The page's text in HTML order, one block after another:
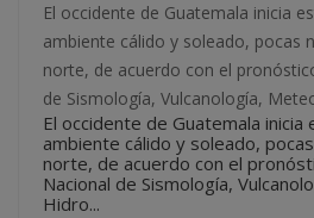
El occidente de Guatemala inicia
ambiente cálido y soleado, pocas
norte, de acuerdo con el
de Sismología, Vulcanología,
El occidente de Guatemala
ambiente cálido y soleado,
norte, de acuerdo con el
Nacional de Sismología,
Hidro...